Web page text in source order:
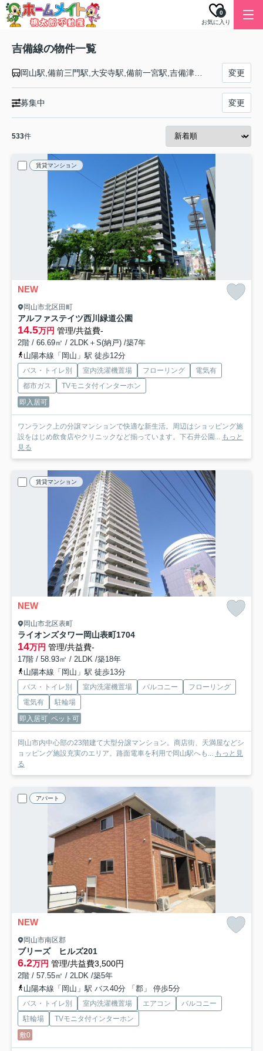
お気に入り
0
吉備線の物件一覧
変更
募集中 変更
533件
賃貸マンション
NEW
岡山市北区田町
アルファステイツ西川緑道公園
14.5万円 管理/共益費-
2階 / 66.69㎡ / 2LDK＋S(納戸) /築7年
山陽本線「岡山」駅 徒歩12分
バス・トイレ別 室内洗濯機置場 フローリング
電気有
都市ガス
TVモニタ付インターホン
即入居可
ワンランク上の分譲マンションで快適な新生活。周辺はショッピング施
設をはじめ飲食店やクリニックなど揃っています。下石井公園... もっと
見る
賃貸マンション
NEW
岡山市北区表町
ライオンズタワー岡山表町1704
14万円 管理/共益費-
17階 / 58.93㎡ / 2LDK /築18年
山陽本線「岡山」駅 徒歩13分
バス・トイレ別 室内洗濯機置場 バルコニー
フローリング
電気有
駐輪場
即入居可 ペット可
岡山市内中心部の23階建て大型分譲マンション。商店街、天満屋などシ
ョッピング施設充実のエリア。路面電車を利用で岡山駅へも... もっと見
る
アパート
NEW
岡山市南区郡
ブリーズ ヒルズ201
6.2万円 管理/共益費3,500円
2階 / 57.55㎡ / 2LDK /築5年
山陽本線「岡山」駅 バス40分 「郡」 停歩5分
バス・トイレ別 室内洗濯機置場 エアコン
バルコニー
駐輪場
TVモニタ付インターホン
敷0